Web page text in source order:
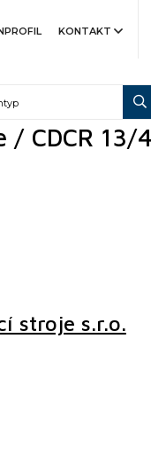
KONTAKT
/ CDCR 13/
stroje s.r.o.